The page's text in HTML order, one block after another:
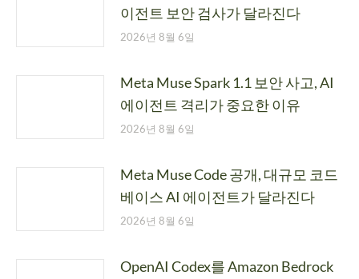
이전트 보안 검사가 달라진다
2026년 8월 6일
Meta Muse Spark 1.1 보안 사고, AI
에이전트 격리가 중요한 이유
2026년 8월 6일
Meta Muse Code 공개, 대규모 코드
베이스 AI 에이전트가 달라진다
2026년 8월 6일
OpenAI Codex를 Amazon Bedrock